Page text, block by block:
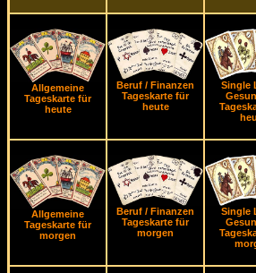
Allgemeine
Tageskarte für
heute
Beruf / Finanzen
Tageskarte für
heute
Single
Allgemeine
Tageskarte für
morgen
Beruf / Finanzen
Tageskarte für
morgen
Single